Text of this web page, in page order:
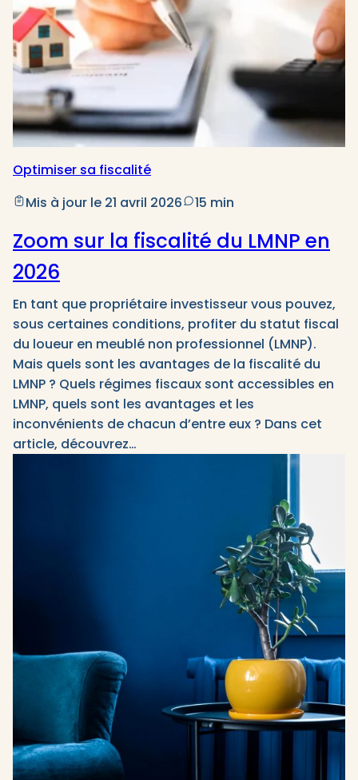
Optimiser sa fiscalité
Mis à jour le 21 avril 2026
15 min
Zoom sur la fiscalité du LMNP en
2026
En tant que propriétaire investisseur vous pouvez,
sous certaines conditions, profiter du statut fiscal
du loueur en meublé non professionnel (LMNP).
Mais quels sont les avantages de la fiscalité du
LMNP ? Quels régimes fiscaux sont accessibles en
LMNP, quels sont les avantages et les
inconvénients de chacun d’entre eux ? Dans cet
article, découvrez…